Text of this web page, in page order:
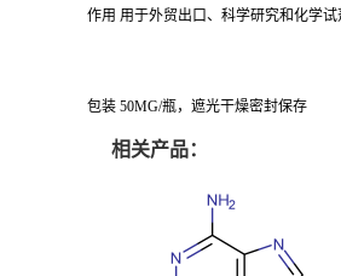
作用 用于外贸出口、科学研究和化学
包装 50MG/瓶，遮光干燥密封保存
相关产品：